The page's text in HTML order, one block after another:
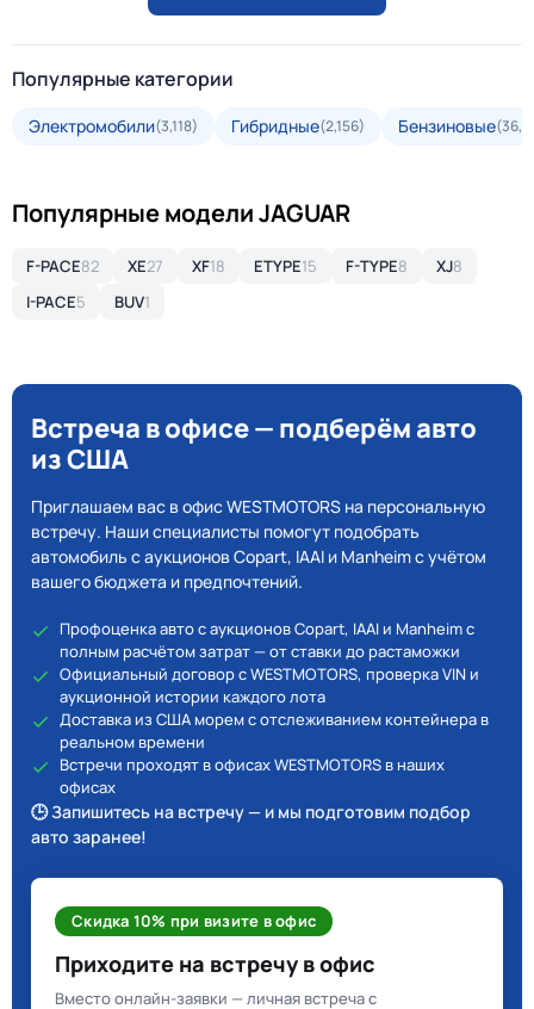
Популярные категории
Электромобили(3,118) Гибридные(2,156) Бензиновые
Популярные модели JAGUAR
F-PACE82 XE27 XF18 ETYPE15 F-TYPE8 XJ8
I-PACE5 BUV1
Встреча в офисе — подберём авто
из США
Приглашаем вас в офис WESTMOTORS на персональную
встречу. Наши специалисты помогут подобрать
автомобиль с аукционов Copart, IAAI и Manheim с учётом
вашего бюджета и предпочтений.
Профоценка авто с аукционов Copart, IAAI и Manheim с
полным расчётом затрат — от ставки до растаможки
Официальный договор с WESTMOTORS, проверка VIN и
аукционной истории каждого лота
Доставка из США морем с отслеживанием контейнера в
реальном времени
Встречи проходят в офисах WESTMOTORS в наших
офисах
🕒 Запишитесь на встречу — и мы подготовим подбор
авто заранее!
Скидка 10% при визите в офис
Приходите на встречу в офис
Вместо онлайн-заявки — личная встреча с